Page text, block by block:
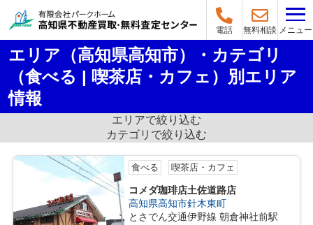
電話 無料相談 メニュー
エリア（高知県高知市）・カテゴリ
（食べる | 喫茶店・カフェ）別エリア
情報
エリアで絞り込む
カテゴリで絞り込む
食べる 喫茶店・カフェ
コメダ珈琲店土佐道路店
高知県高知市針木東町
とさでん交通伊野線 朝倉神社前駅